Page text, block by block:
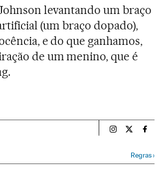
levantando um braço
(um braço dopado),
e do que ganhamos,
de um menino, que é
Esportes El
Esportes
Regras›